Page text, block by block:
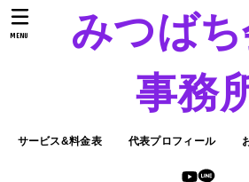
みつば
事務
サービス&料金表 代表プロフィール
MENU